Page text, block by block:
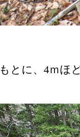
とに、4ｍほ